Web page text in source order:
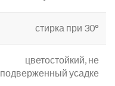
стирка при 30°
цветостойкий, не
подверженный усадке